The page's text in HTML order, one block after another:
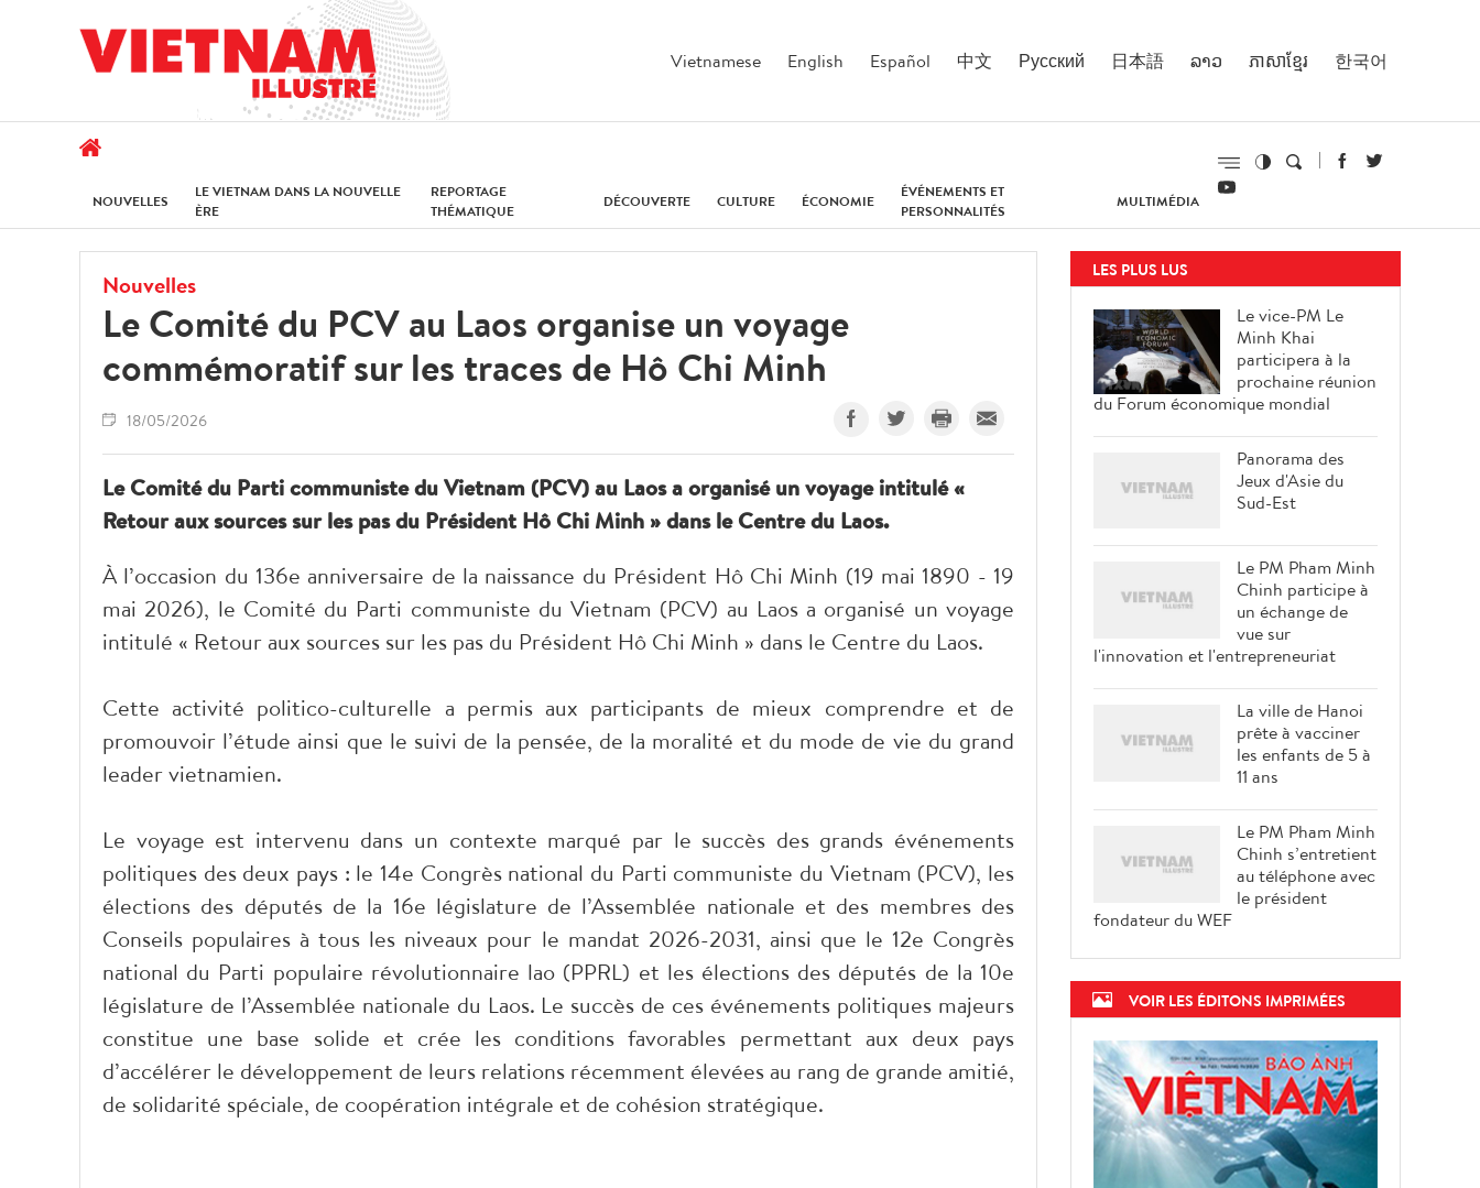
Vietnamese English Español 中文 Русский 日本語 ລາວ ភាសាខ្មែរ 한국어
NOUVELLES
LE VIETNAM DANS LA NOUVELLE
ÈRE
REPORTAGE
THÉMATIQUE
DÉCOUVERTE CULTURE ÉCONOMIE
ÉVÉNEMENTS ET
PERSONNALITÉS
MULTIMÉDIA
Nouvelles
Le Comité du PCV au Laos organise un voyage
commémoratif sur les traces de Hô Chi Minh
18/05/2026
Le Comité du Parti communiste du Vietnam (PCV) au Laos a organisé un voyage intitulé «
Retour aux sources sur les pas du Président Hô Chi Minh » dans le Centre du Laos.
À l’occasion du 136e anniversaire de la naissance du Président Hô Chi Minh (19 mai 1890 - 19
mai 2026), le Comité du Parti communiste du Vietnam (PCV) au Laos a organisé un voyage
intitulé « Retour aux sources sur les pas du Président Hô Chi Minh » dans le Centre du Laos.
Cette activité politico-culturelle a permis aux participants de mieux comprendre et de
promouvoir l’étude ainsi que le suivi de la pensée, de la moralité et du mode de vie du grand
leader vietnamien.
Le voyage est intervenu dans un contexte marqué par le succès des grands événements
politiques des deux pays : le 14e Congrès national du Parti communiste du Vietnam (PCV), les
élections des députés de la 16e législature de l’Assemblée nationale et des membres des
Conseils populaires à tous les niveaux pour le mandat 2026-2031, ainsi que le 12e Congrès
national du Parti populaire révolutionnaire lao (PPRL) et les élections des députés de la 10e
législature de l’Assemblée nationale du Laos. Le succès de ces événements politiques majeurs
constitue une base solide et crée les conditions favorables permettant aux deux pays
d’accélérer le développement de leurs relations récemment élevées au rang de grande amitié,
de solidarité spéciale, de coopération intégrale et de cohésion stratégique.
LES PLUS LUS
Le vice-PM Le
Minh Khai
participera à la
prochaine réunion
du Forum économique mondial
Panorama des
Jeux d'Asie du
Sud-Est
Le PM Pham Minh
Chinh participe à
un échange de
vue sur
l'innovation et l'entrepreneuriat
La ville de Hanoi
prête à vacciner
les enfants de 5 à
11 ans
Le PM Pham Minh
Chinh s’entretient
au téléphone avec
le président
fondateur du WEF
VOIR LES ÉDITONS IMPRIMÉES